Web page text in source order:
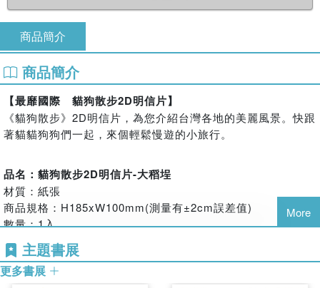
商品簡介
商品簡介
【最靡國際 貓狗散步2D明信片】
《貓狗散步》2D明信片，為您介紹台灣各地的美麗風景。快跟
著貓貓狗狗們一起，來個輕鬆慢遊的小旅行。
品名：貓狗散步2D明信片-大稻埕
材質：紙張
商品規格：H185xW100mm(測量有±2cm誤差值)
數量：1入
保存期限：妥善保存無期限
適用年齡：八歲以上
使用方法：拆封即可使用
More
主題書展
更多書展